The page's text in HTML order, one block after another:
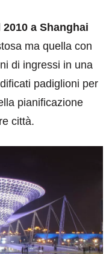
2010 a Shanghai
ma quella con
di ingressi in una
padiglioni per
pianificazione
città.